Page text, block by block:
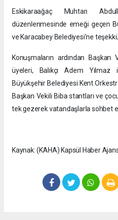
Eskikaraağaç Muhtarı
düzenlenmesinde emeği geçen
ve Karacabey Belediyesi’ne
Konuşmaların ardından
üyeleri, Balıkçı Adem
Büyükşehir Belediyesi Kent
Başkan Vekili Biba stantları ve
tek gezerek vatandaşlarla sohbet
Kaynak: (KAHA) Kapsül Haber